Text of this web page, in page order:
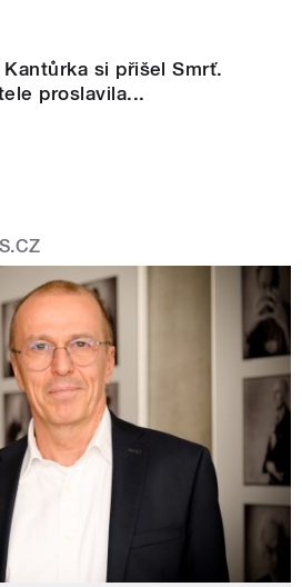
Kantůrka si přišel Smrť.
proslavila...